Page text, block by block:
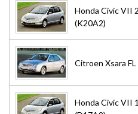
Honda Civic VII
(K20A2)
Citroen Xsara
Honda Civic VII